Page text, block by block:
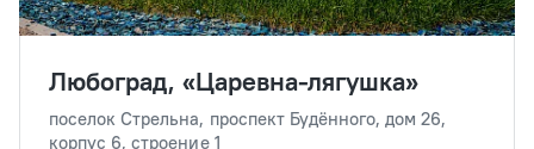
Любоград, «Царевна-лягушка»
поселок Стрельна, проспект Будённого, дом 26,
корпус 6, строение 1